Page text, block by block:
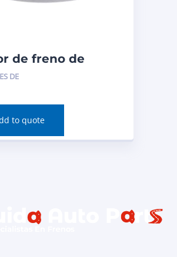
de freno de
(delantero) para
230i 2020
DE
to quote